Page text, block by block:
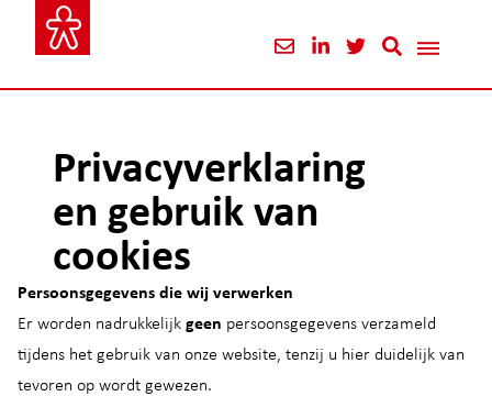
Privacyverklaring
en gebruik van
cookies
Persoonsgegevens die wij verwerken
Er worden nadrukkelijk geen persoonsgegevens verzameld
tijdens het gebruik van onze website, tenzij u hier duidelijk van
tevoren op wordt gewezen.